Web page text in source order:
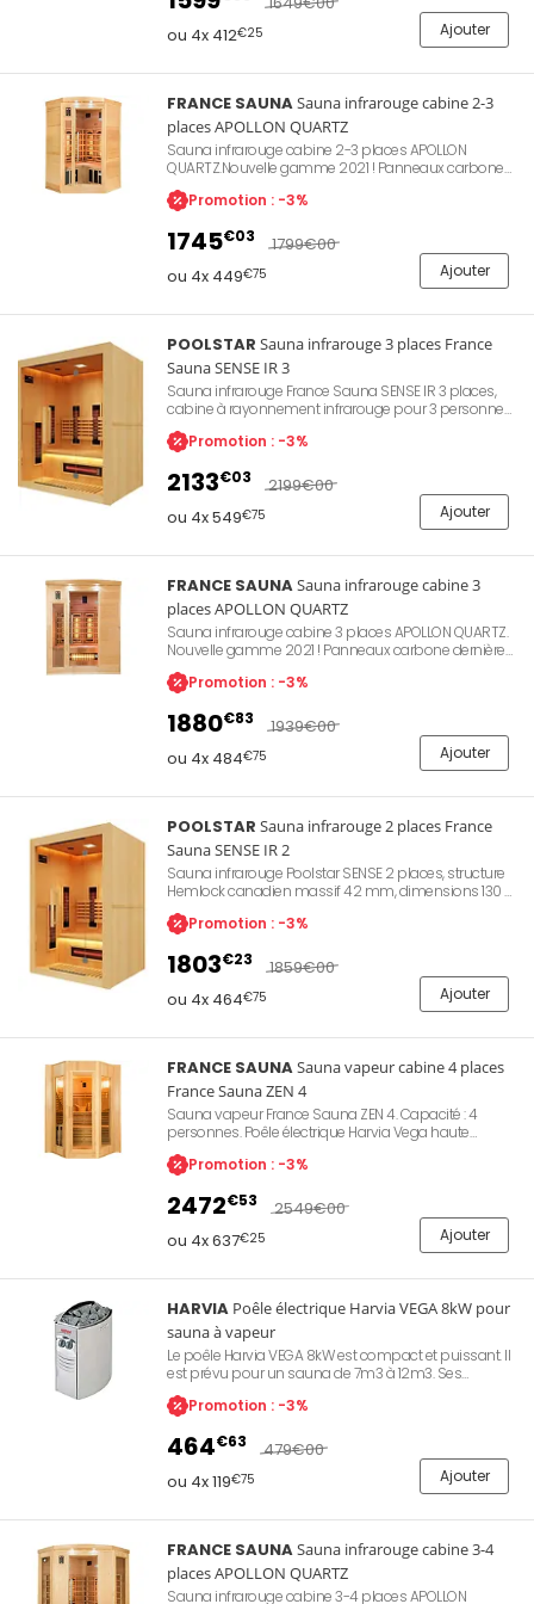
Dimensions 120 x 105 x 190cm. Installation rapide sur
secteur 230V.
ou 4x 412€25 Ajouter
FRANCE SAUNASauna infrarouge cabine 2-3
places APOLLON QUARTZ
Sauna infrarouge cabine 2-3 places APOLLON
QUARTZ.Nouvelle gamme 2021 ! Panneaux carbone
dernière génération. Extérieur bois. Préchauffage
rapide en 15mn. Puissance de chauffe 1680W.
contrôle, chromothérapie, ventilation, stéréo.
Dimensions 120 x 120 x 190 cm. Installation rapide sur
secteur 230V.
Promotion : -3%
1745€03 1799€00
ou 4x 449€75 Ajouter
POOLSTAR Sauna infrarouge 3 places France
Sauna SENSE IR 3
Sauna infrarouge France Sauna SENSE IR 3 places,
cabine à rayonnement infrarouge pour 3 personnes,
structure bois avec façade partiellement vitrée,
émetteurs IR intégrés, banc double hauteur,
Garantie Poolstar 2 ans. Référence SN-SENSEIR-3.
Promotion : -3%
2133€03 2199€00
ou 4x 549€75 Ajouter
FRANCE SAUNASauna infrarouge cabine 3
places APOLLON QUARTZ
Sauna infrarouge cabine 3 places APOLLON QUARTZ.
Nouvelle gamme 2021 ! Panneaux carbone dernière
génération. Extérieur bois. Préchauffage rapide en
15mn. Puissance de chauffe 2025W. Technologie Full
chromothérapie, ventilation, stéréo. Dimensions 153 x
128 x 190 cm. Installation rapide sur secteur 230V.
Promotion : -3%
1880€83 1939€00
ou 4x 484€75 Ajouter
POOLSTAR Sauna infrarouge 2 places France
Sauna SENSE IR 2
Sauna infrarouge Poolstar SENSE 2 places, structure
Hemlock canadien massif 42 mm, dimensions 130 x
110 x 190 cm, puissance 2 280 W, technologie Dual
Healthy quartz et magnésium, 6 émetteurs
MP3/FM, panneau de contrôle digital, porte verre
sécurit 8 mm, ioniseur d'air, température réglable 18 à
60 °C. Garantie Poolstar 2 ans électronique, 7 ans
boiserie. Référence Poolstar SN-SENSEIR-2.
Promotion : -3%
1803€23 1859€00
ou 4x 464€75 Ajouter
FRANCE SAUNASauna vapeur cabine 4 places
France Sauna ZEN 4
Sauna vapeur France Sauna ZEN 4. Capacité : 4
personnes. Poêle électrique Harvia Vega haute
performance monophasé livré avec ses pierres de
lave. Cabine en épicéa du Canada. Préchauffage
Eclairage tamisé. Dimensions 198 x 174 x 200 cm.
Installation simple et rapide dans votre espace de
vie.
Promotion : -3%
2472€53 2549€00
ou 4x 637€25 Ajouter
HARVIA Poêle électrique Harvia VEGA 8kW pour
sauna à vapeur
Le poêle Harvia VEGA 8kW est compact et puissant. Il
est prévu pour un sauna de 7m3 à 12m3. Ses
commandes ergonomiques placées à l'avant
permettent un contrôle simple et aisé. Il dispose d'un
personnalisée. Corps en acier inoxydable,
compartiment pierres de lave simple d'accès,
capacité 20kg.
Promotion : -3%
464€63 479€00
ou 4x 119€75 Ajouter
FRANCE SAUNASauna infrarouge cabine 3-4
places APOLLON QUARTZ
Sauna infrarouge cabine 3-4 places APOLLON